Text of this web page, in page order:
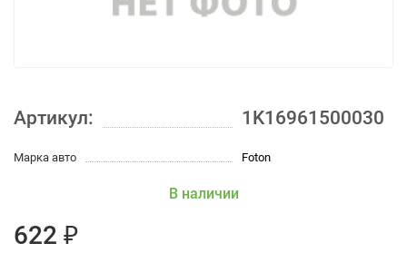
Артикул: 1K16961500030
Марка авто Foton
В наличии
622 ₽